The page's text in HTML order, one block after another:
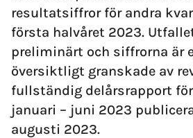
resultatsiffror för andra
första halvåret 2023.
preliminärt och siffrorna är
översiktligt granskade av
fullständig delårsrapport
januari – juni 2023
augusti 2023.